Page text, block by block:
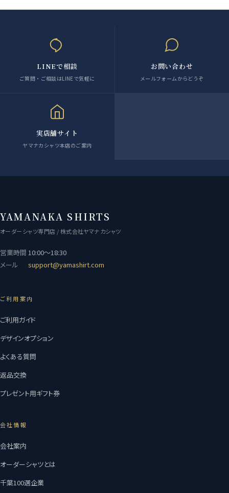
LINEで相談
ご質問・ご相談はLINEで気軽に
お問い合わせ
メールフォームからどうぞ
実店舗サイト
ヤマナカシャツ本店のご案内
YAMANAKA SHIRTS
オーダーシャツ専門店 / 株式会社ヤマナカシャツ
営業時間 10:00〜18:30
メール
support@yamashirt.com
ご利用案内
ご利用ガイド
デザインオプション
よくある質問
返品交換
プレゼント用ギフト券
会社情報
会社案内
オーダーシャツとは
千葉100選企業